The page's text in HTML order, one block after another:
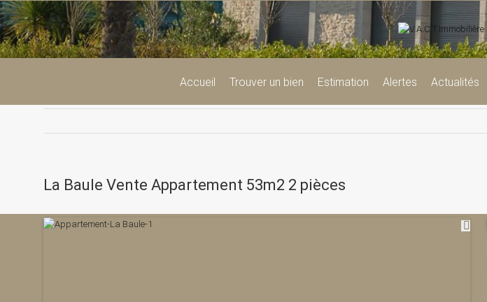
Passer
au
contenu
Accueil Trouver un bien Estimation Alertes Actualités
La Baule Vente Appartement 53m2 2 pièces